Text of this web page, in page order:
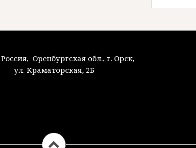
Россия, Оренбургская обл., г. Орск,
ул. Краматорская, 2Б